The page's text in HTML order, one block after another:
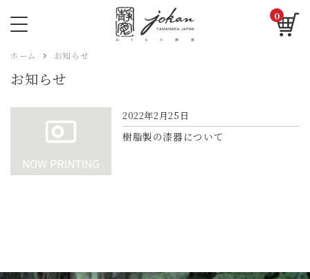
0
ホーム お知らせ
お知らせ
2022年2月25日
樹脂製の漆器について